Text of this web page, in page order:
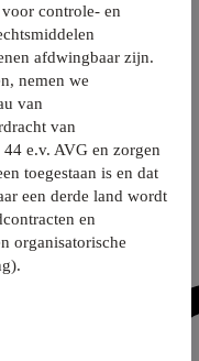
controle- en
afdwingbaar zijn.
nemen we
van
van
e.v. AVG en zorgen
toegestaan is en dat
een derde land wordt
en
organisatorische